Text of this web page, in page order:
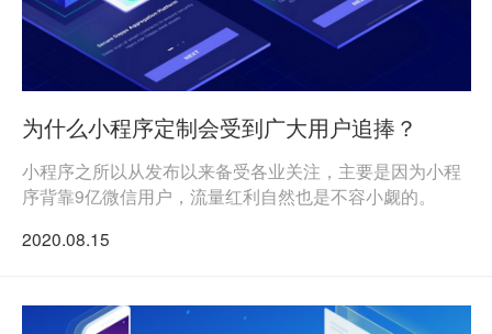
为什么小程序定制会受到广大用户追捧？
小程序之所以从发布以来备受各业关注，主要是因为小程
序背靠9亿微信用户，流量红利自然也是不容小觑的。
2020.08.15